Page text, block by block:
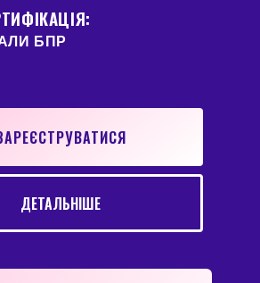
БПР
ДЕТАЛЬНІШЕ